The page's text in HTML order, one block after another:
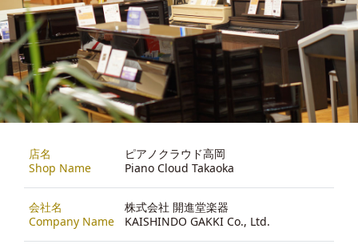
店名
Shop Name
ピアノクラウド高岡
Piano Cloud Takaoka
会社名
Company Name
株式会社 開進堂楽器
KAISHINDO GAKKI Co., Ltd.